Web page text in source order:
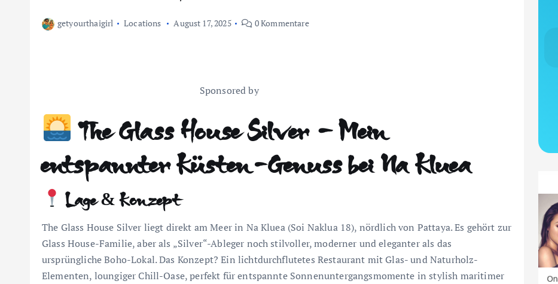
getyourthaigirl Locations August 17, 2025 0 Kommentare
Sponsored by
The Glass House Silver – Mein
entspannter Küsten-Genuss bei Na Kluea
Lage & Konzept
The Glass House Silver liegt direkt am Meer in Na Kluea (Soi Naklua 18), nördlich von Pattaya. Es gehört zur
Glass House-Familie, aber als „Silver“-Ableger noch stilvoller, moderner und eleganter als das
ursprüngliche Boho-Lokal. Das Konzept? Ein lichtdurchflutetes Restaurant mit Glas- und Naturholz-
Elementen, loungiger Chill-Oase, perfekt für entspannte Sonnenuntergangsmomente in stylish maritimer